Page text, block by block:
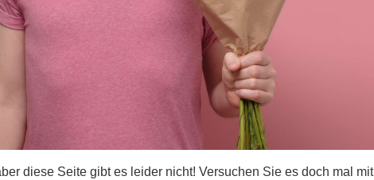
diese Seite gibt es leider nicht! Versuchen Sie es doch mal mit